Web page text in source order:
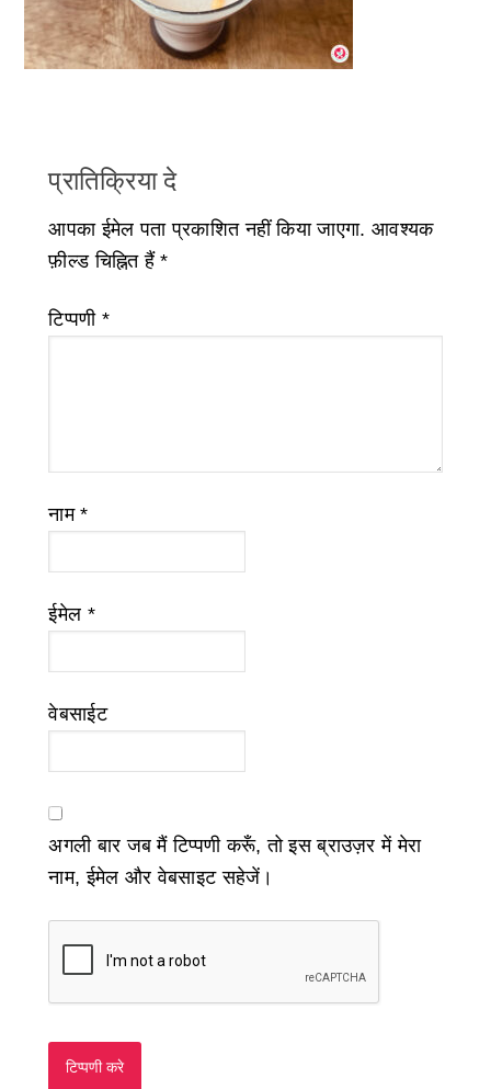
प्रातिक्रिया दे
आपका ईमेल पता प्रकाशित नहीं किया जाएगा. आवश्यक
फ़ील्ड चिह्नित हैं*
टिप्पणी *
नाम*
ईमेल *
वेबसाईट
अगली बार जब मैं टिप्पणी करूँ, तो इस ब्राउज़र में मेरा
नाम, ईमेल और वेबसाइट सहेजें।